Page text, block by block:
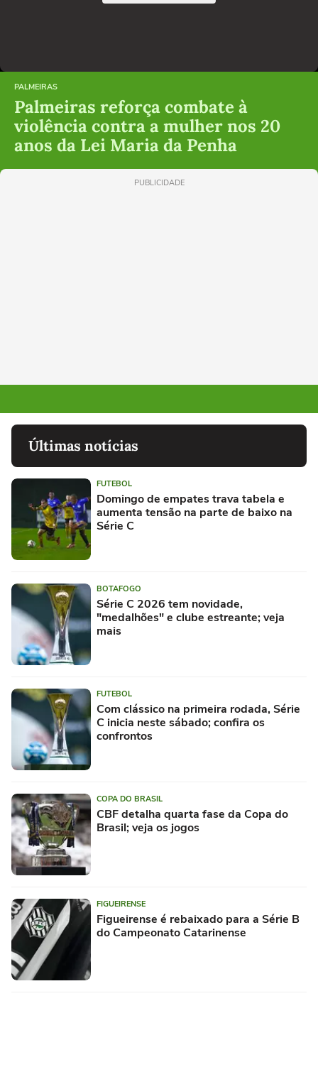
PALMEIRAS
Palmeiras reforça combate à
violência contra a mulher nos 20
anos da Lei Maria da Penha
PUBLICIDADE
Últimas notícias
FUTEBOL
Domingo de empates trava tabela e
aumenta tensão na parte de baixo na
Série C
BOTAFOGO
Série C 2026 tem novidade,
"medalhões" e clube estreante; veja
mais
FUTEBOL
Com clássico na primeira rodada, Série
C inicia neste sábado; confira os
confrontos
COPA DO BRASIL
CBF detalha quarta fase da Copa do
Brasil; veja os jogos
FIGUEIRENSE
Figueirense é rebaixado para a Série B
do Campeonato Catarinense